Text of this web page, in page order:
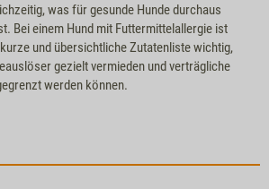
was für gesunde Hunde durchaus
Bei einem Hund mit Futtermittelallergie ist
und übersichtliche Zutatenliste wichtig,
gezielt vermieden und verträgliche
werden können.